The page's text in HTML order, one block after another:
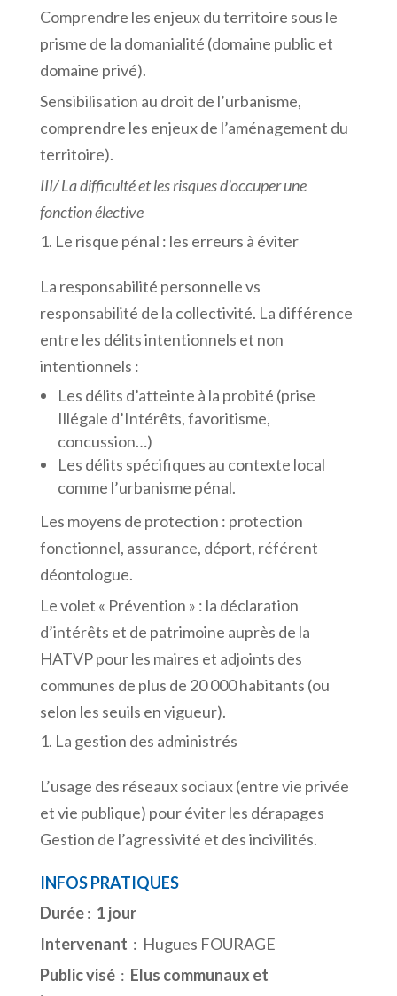
Comprendre les enjeux du territoire sous le
prisme de la domanialité (domaine public et
domaine privé).
Sensibilisation au droit de l’urbanisme,
comprendre les enjeux de l’aménagement du
territoire).
III/Ladifficultéetlesrisquesd’occuperune
fonctionélective
Le risque pénal : les erreurs à éviter
La responsabilité personnelle vs
responsabilité de la collectivité. La différence
entre les délits intentionnels et non
intentionnels :
Les délits d’atteinte à la probité (prise
Illégale d’Intérêts, favoritisme,
concussion…)
Les délits spécifiques au contexte local
comme l’urbanisme pénal.
Les moyens de protection : protection
fonctionnel, assurance, déport, référent
déontologue.
Le volet « Prévention » : la déclaration
d’intérêts et de patrimoine auprès de la
HATVP pour les maires et adjoints des
communes de plus de 20 000 habitants (ou
selon les seuils en vigueur).
La gestion des administrés
L’usage des réseaux sociaux (entre vie privée
et vie publique) pour éviter les dérapages
Gestion de l’agressivité et des incivilités.
INFOS PRATIQUES
Durée: 1 jour
Intervenant : Hugues FOURAGE
Public visé: Elus communaux et